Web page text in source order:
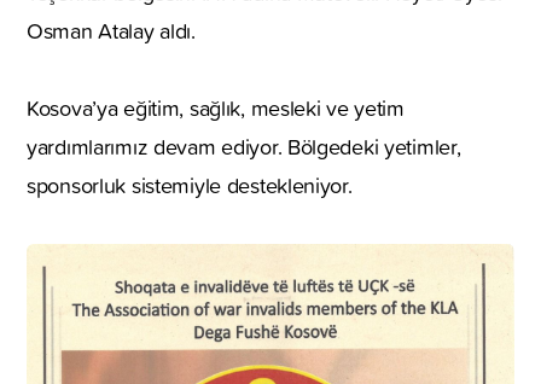
Osman Atalay aldı.
Kosova’ya eğitim, sağlık, mesleki ve yetim
yardımlarımız devam ediyor. Bölgedeki yetimler,
sponsorluk sistemiyle destekleniyor.